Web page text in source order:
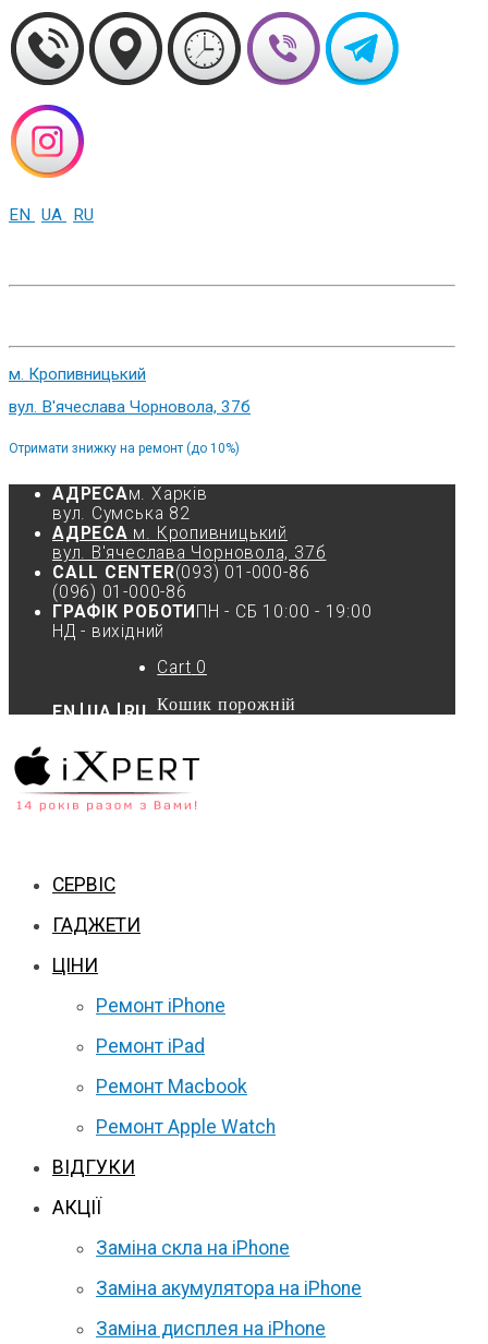
EN UA RU
м. Кропивницький
вул. В'ячеслава Чорновола, 37б
Отримати знижку на ремонт (до 10%)
АДРЕСАм. Харків
вул. Cумська 82
АДРЕСА м. Кропивницький
вул. В'ячеслава Чорновола, 37б
CALL CENTER(093) 01-000-86
(096) 01-000-86
ГРАФІК РОБОТИ ПН - СБ 10:00 - 19:00
НД - вихідний
EN UA RU
Cart 0
Кошик порожній
СЕРВІС
ГАДЖЕТИ
ЦІНИ
Ремонт iPhone
Ремонт iPad
Ремонт Macbook
Ремонт Apple Watch
ВІДГУКИ
АКЦІЇ
Заміна скла на iPhone
Заміна акумулятора на iPhone
Заміна дисплея на iPhone